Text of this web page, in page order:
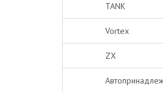
TANK
Vortex
ZX